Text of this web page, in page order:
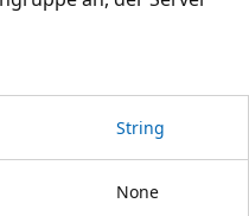
String
None